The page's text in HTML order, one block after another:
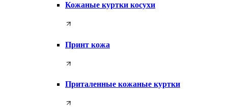
Кожаные куртки косухи
Принт кожа
Приталенные кожаные куртки